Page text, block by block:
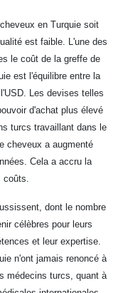
en Turquie soit
est faible. L'une des
le coût de la greffe de
est l'équilibre entre la
Les devises telles
d'achat plus élevé
turcs travaillant dans le
cheveux a augmenté
Cela a accru la
dont le nombre
célèbres pour leurs
et leur expertise.
n'ont jamais renoncé à
médecins turcs, quant à